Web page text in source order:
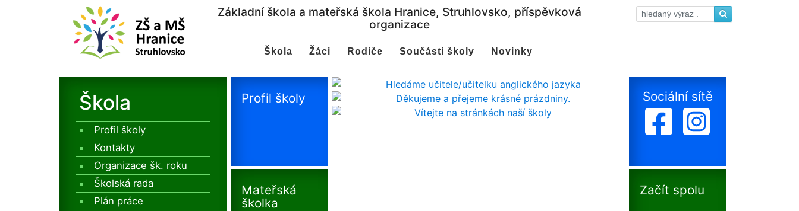
Základní škola a mateřská škola Hranice, Struhlovsko, příspěvková
organizace
Škola Žáci Rodiče Součásti školy Novinky
Škola
Profil školy
Kontakty
Organizace šk. roku
Školská rada
Plán práce
Profil školy
Mateřská
školka
Sociální sítě
Začít spolu